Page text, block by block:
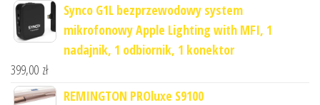
Synco G1L bezprzewodowy system
mikrofonowy Apple Lighting with MFI, 1
nadajnik, 1 odbiornik, 1 konektor
399,00 zł
REMINGTON PROluxe S9100